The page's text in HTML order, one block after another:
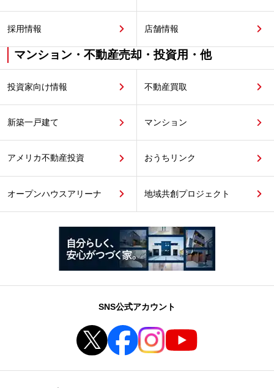
採用情報 店舗情報
マンション・不動産売却・投資用・他
投資家向け情報 不動産買取
新築一戸建て マンション
アメリカ不動産投資 おうちリンク
オープンハウスアリーナ 地域共創プロジェクト
SNS公式アカウント